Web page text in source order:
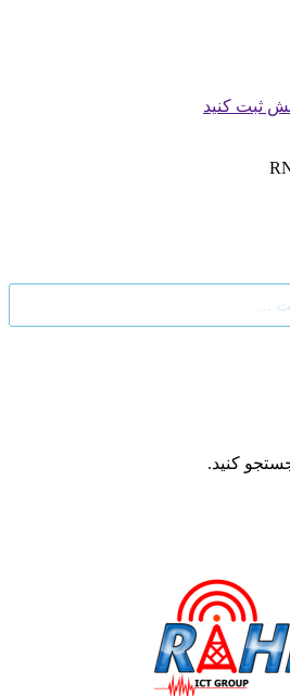
ثبت کنید
کنید.